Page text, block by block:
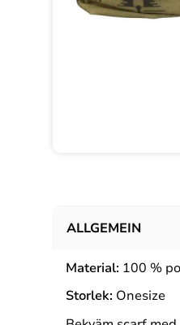
ALLGEMEIN
Material: 100 %
Storlek: Onesize